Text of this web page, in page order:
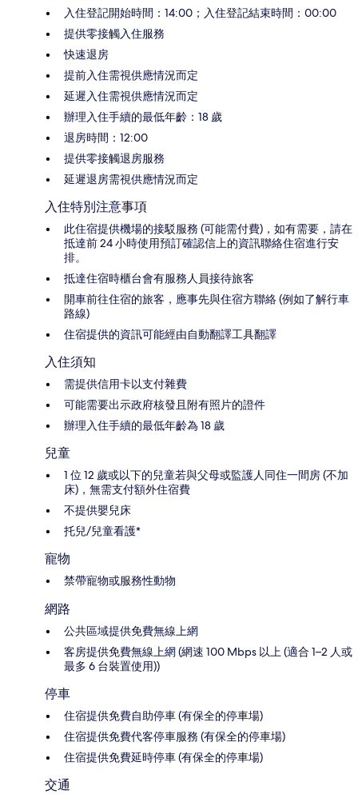
入住登記開始時間：14:00；入住登記結束時間：00:00
提供零接觸入住服務
快速退房
提前入住需視供應情況而定
延遲入住需視供應情況而定
辦理入住手續的最低年齡：18 歲
退房時間：12:00
提供零接觸退房服務
延遲退房需視供應情況而定
入住特別注意事項
此住宿提供機場的接駁服務 (可能需付費)，如有需要，請在
抵達前 24 小時使用預訂確認信上的資訊聯絡住宿進行安
排。
抵達住宿時櫃台會有服務人員接待旅客
開車前往住宿的旅客，應事先與住宿方聯絡 (例如了解行車
路線)
住宿提供的資訊可能經由自動翻譯工具翻譯
入住須知
需提供信用卡以支付雜費
可能需要出示政府核發且附有照片的證件
辦理入住手續的最低年齡為 18 歲
兒童
1 位 12 歲或以下的兒童若與父母或監護人同住一間房 (不加
床)，無需支付額外住宿費
不提供嬰兒床
托兒/兒童看護*
寵物
禁帶寵物或服務性動物
網路
公共區域提供免費無線上網
客房提供免費無線上網 (網速 100 Mbps 以上 (適合 1–2 人或
最多 6 台裝置使用))
停車
住宿提供免費自助停車 (有保全的停車場)
住宿提供免費代客停車服務 (有保全的停車場)
住宿提供免費延時停車 (有保全的停車場)
交通